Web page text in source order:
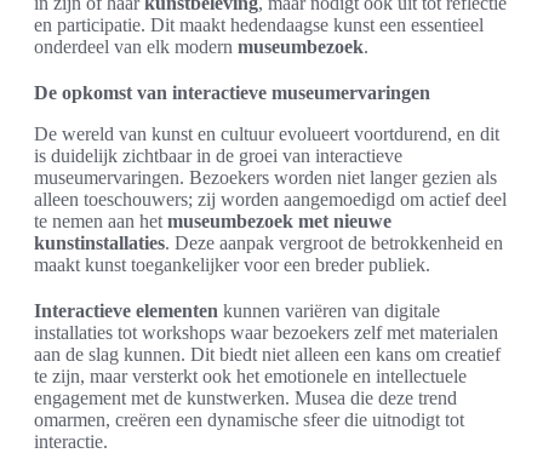
en participatie. Dit maakt hedendaagse kunst een essentieel
onderdeel van elk modern museumbezoek.
De opkomst van interactieve museumervaringen
De wereld van kunst en cultuur evolueert voortdurend, en dit
is duidelijk zichtbaar in de groei van interactieve
museumervaringen. Bezoekers worden niet langer gezien als
alleen toeschouwers; zij worden aangemoedigd om actief deel
te nemen aan het museumbezoek met nieuwe
kunstinstallaties. Deze aanpak vergroot de betrokkenheid en
maakt kunst toegankelijker voor een breder publiek.
Interactieve elementen kunnen variëren van digitale
installaties tot workshops waar bezoekers zelf met materialen
aan de slag kunnen. Dit biedt niet alleen een kans om creatief
te zijn, maar versterkt ook het emotionele en intellectuele
engagement met de kunstwerken. Musea die deze trend
omarmen, creëren een dynamische sfeer die uitnodigt tot
interactie.